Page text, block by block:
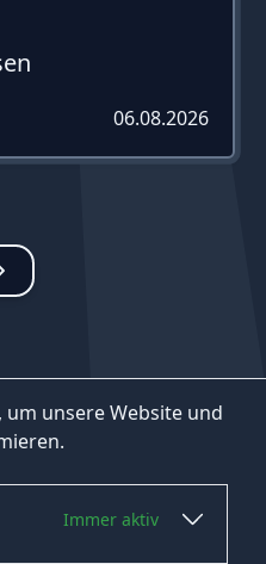
unsere Website und
Immer aktiv
06.08.2026